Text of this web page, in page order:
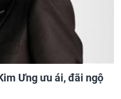
Ưng ưu ái, đãi ngộ